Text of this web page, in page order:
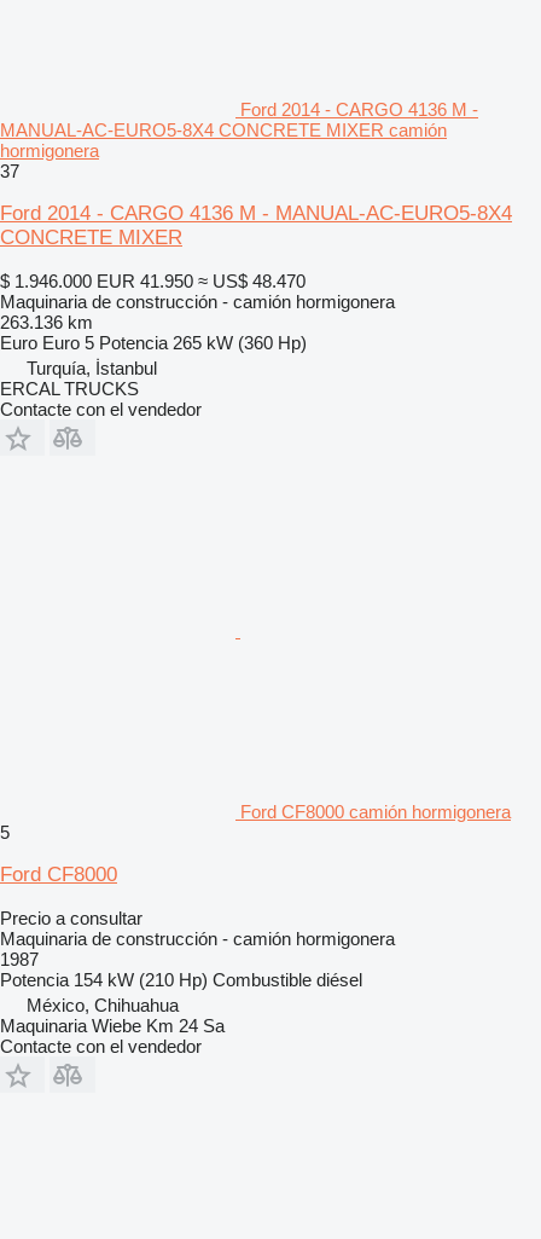
Ford 2014 - CARGO 4136 M -
MANUAL-AC-EURO5-8X4 CONCRETE MIXER camión
hormigonera
37
Ford 2014 - CARGO 4136 M - MANUAL-AC-EURO5-8X4
CONCRETE MIXER
$ 1.946.000 EUR 41.950 ≈ US$ 48.470
Maquinaria de construcción - camión hormigonera
263.136 km
Euro Euro 5 Potencia 265 kW (360 Hp)
Turquía, İstanbul
ERCAL TRUCKS
Contacte con el vendedor
Ford CF8000 camión hormigonera
5
Ford CF8000
Precio a consultar
Maquinaria de construcción - camión hormigonera
1987
Potencia 154 kW (210 Hp) Combustible diésel
México, Chihuahua
Maquinaria Wiebe Km 24 Sa
Contacte con el vendedor